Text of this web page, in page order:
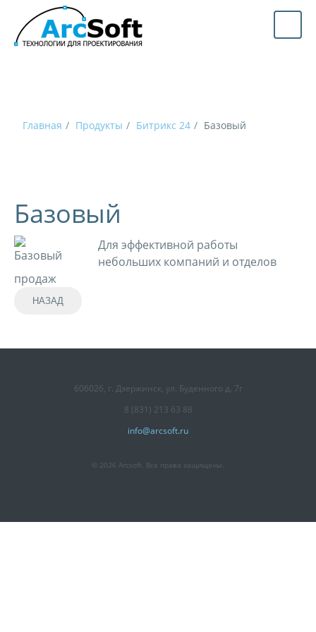
Главная Продукты Битрикс 24 Базовый
Базовый
Для эффективной работы
небольших компаний и отделов
продаж
606026, г. Дзержинск, ул. Буденного д. 7г
8 (831) 213 63 88
info@arcsoft.ru
© 2026 Arcsoft. Все права защищены.